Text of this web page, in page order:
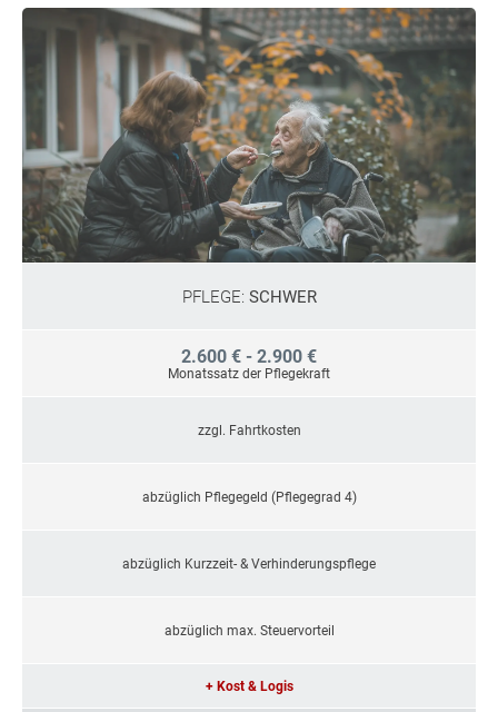
PFLEGE: SCHWER
2.600 € - 2.900 €
Monatssatz der Pflegekraft
zzgl. Fahrtkosten
abzüglich Pflegegeld (Pflegegrad 4)
abzüglich Kurzzeit- & Verhinderungspflege
abzüglich max. Steuervorteil
+ Kost & Logis